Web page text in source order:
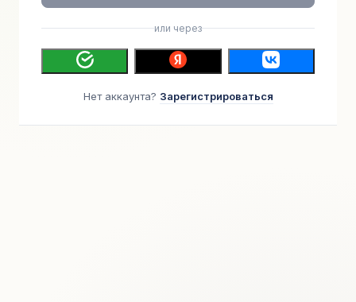
или через
Нет аккаунта? Зарегистрироваться